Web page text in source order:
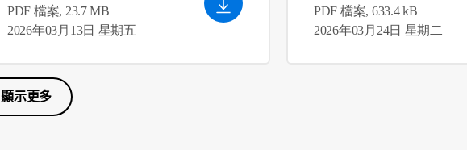
PDF 檔案, 23.7 MB
2026年03月13日 星期五
Conformity_en_GB
PDF 檔案, 633.4 kB
2026年03月24日 星期二
顯示更多